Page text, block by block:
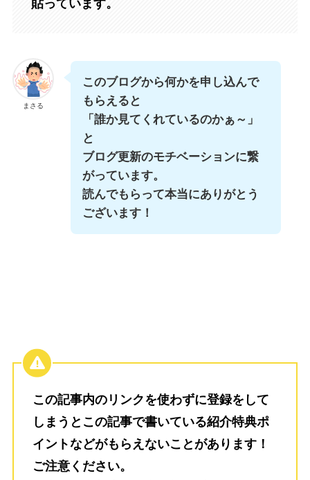
貼っています。
まさる
このブログから何かを申し込んで
もらえると
「誰か見てくれているのかぁ～」
と
ブログ更新のモチベーションに繋
がっています。
読んでもらって本当にありがとう
ございます！
この記事内のリンクを使わずに登録をして
しまうとこの記事で書いている紹介特典ポ
イントなどがもらえないことがあります！
ご注意ください。